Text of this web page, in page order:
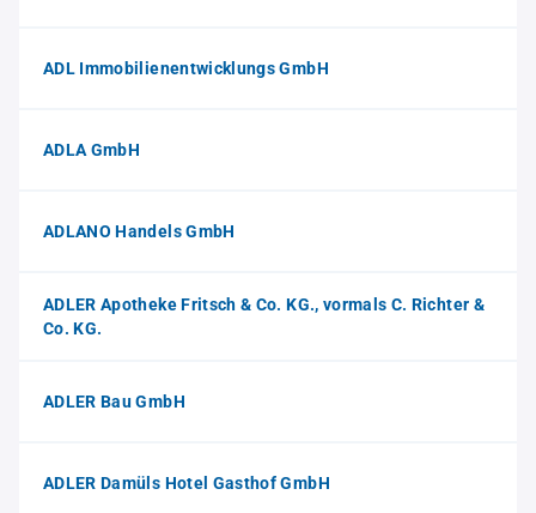
ADL Immobilienentwicklungs GmbH
ADLA GmbH
ADLANO Handels GmbH
ADLER Apotheke Fritsch & Co. KG., vormals C. Richter &
Co. KG.
ADLER Bau GmbH
ADLER Damüls Hotel Gasthof GmbH